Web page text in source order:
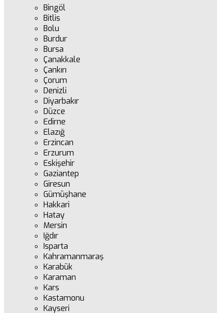
Bingöl
Bitlis
Bolu
Burdur
Bursa
Çanakkale
Çankırı
Çorum
Denizli
Diyarbakır
Düzce
Edirne
Elazığ
Erzincan
Erzurum
Eskişehir
Gaziantep
Giresun
Gümüşhane
Hakkari
Hatay
Mersin
Iğdır
Isparta
Kahramanmaraş
Karabük
Karaman
Kars
Kastamonu
Kayseri